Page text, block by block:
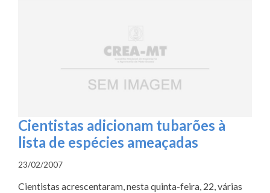
Cientistas adicionam tubarões à
lista de espécies ameaçadas
23/02/2007
Cientistas acrescentaram, nesta quinta-feira, 22, várias